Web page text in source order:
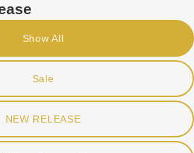
Show All
Sale
NEW RELEASE